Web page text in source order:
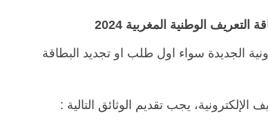
التعريف الوطنية المغربية 2024
الجديدة سواء اول طلب او تجديد البطاقة
يجب تقديم الوثائق التالية :